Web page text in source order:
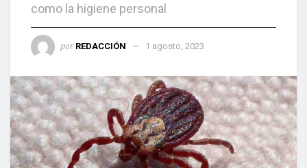
como la higiene personal
por REDACCIÓN 1 agosto, 2023